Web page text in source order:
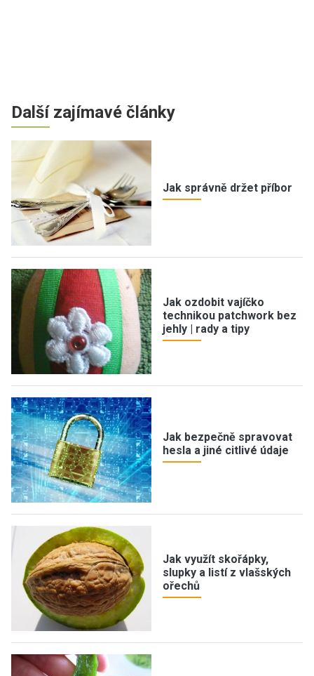
Další zajímavé články
Jak správně držet příbor
Jak ozdobit vajíčko
technikou patchwork bez
jehly | rady a tipy
Jak bezpečně spravovat
hesla a jiné citlivé údaje
Jak využít skořápky,
slupky a listí z vlašských
ořechů